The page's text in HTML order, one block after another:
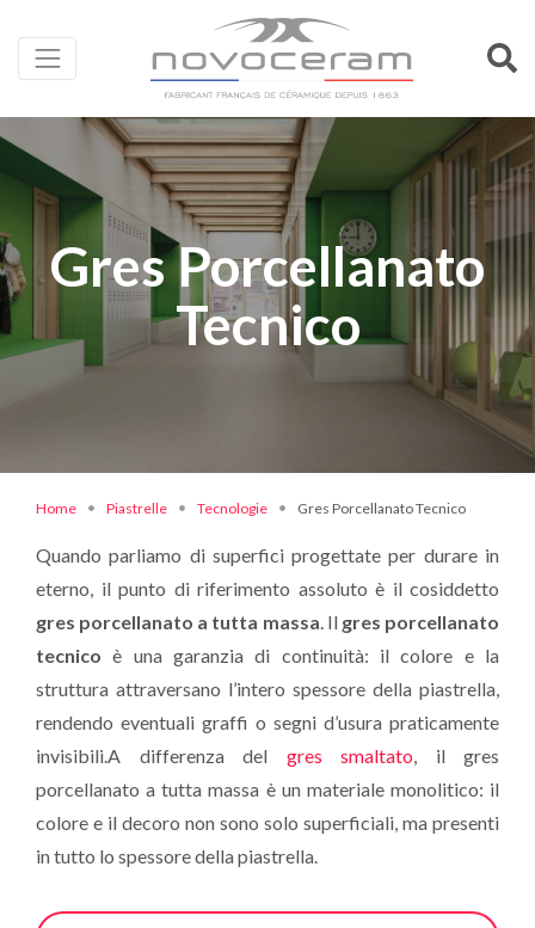
Gres Porcellanato
Tecnico
Home Piastrelle Tecnologie Gres Porcellanato Tecnico
Quando parliamo di superfici progettate per durare in
eterno, il punto di riferimento assoluto è il cosiddetto
gres porcellanato a tutta massa. Il gres porcellanato
tecnico è una garanzia di continuità: il colore e la
struttura attraversano l’intero spessore della piastrella,
rendendo eventuali graffi o segni d’usura praticamente
invisibili.A differenza del gres smaltato, il gres
porcellanato a tutta massa è un materiale monolitico: il
colore e il decoro non sono solo superficiali, ma presenti
in tutto lo spessore della piastrella.